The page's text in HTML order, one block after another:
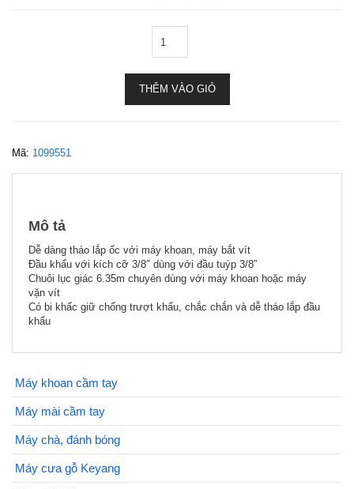
THÊM VÀO GIỎ
Mã: 1099551
Mô tả
Dễ dàng tháo lắp ốc với máy khoan, máy bắt vít
Đầu khẩu với kích cỡ 3/8″ dùng với đầu tuýp 3/8″
Chuôi lục giác 6.35m chuyên dùng với máy khoan hoặc máy
vặn vít
Có bi khấc giữ chống trượt khẩu, chắc chắn và dễ tháo lắp đầu
khẩu
Máy khoan cầm tay
Máy mài cầm tay
Máy chà, đánh bóng
Máy cưa gỗ Keyang